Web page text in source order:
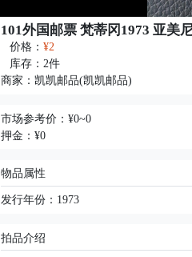
101外国邮票 梵蒂冈1973 亚美
价格： ¥2
库存： 2件
商家： 凯凯邮品(凯凯邮品)
市场参考价：¥0~0
押金：¥0
物品属性
发行年份：1973
拍品介绍